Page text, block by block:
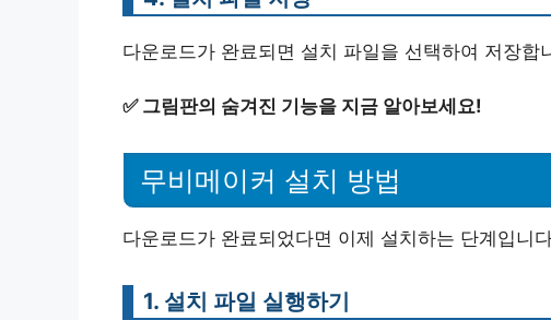
다운로드가 완료되면 설치 파일을 선택하여 저장합
✅ 그림판의 숨겨진 기능을 지금 알아보세요!
무비메이커 설치 방법
다운로드가 완료되었다면 이제 설치하는 단계입니
1. 설치 파일 실행하기